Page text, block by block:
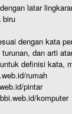
latar
biru
dengan kata
dan arti
definisi kata,
rumah
pintar
komputer